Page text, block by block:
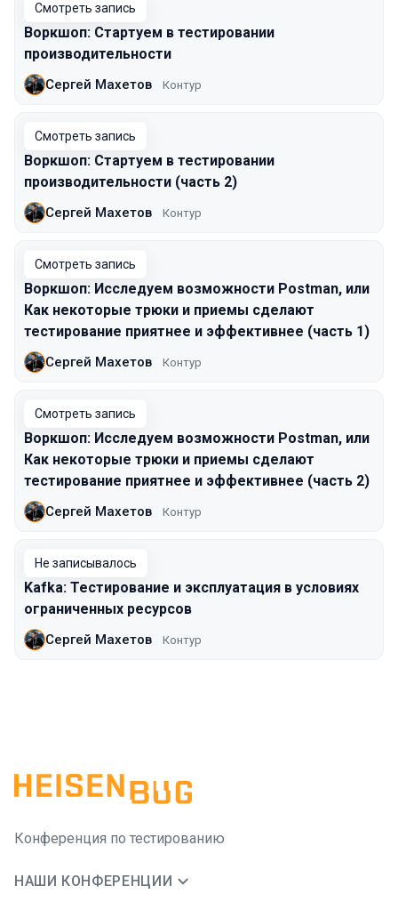
Смотреть запись
Воркшоп: Стартуем в тестировании
производительности
Сергей Махетов Контур
Смотреть запись
Воркшоп: Стартуем в тестировании
производительности (часть 2)
Сергей Махетов Контур
Смотреть запись
Воркшоп: Исследуем возможности Postman, или
Как некоторые трюки и приемы сделают
тестирование приятнее и эффективнее (часть 1)
Сергей Махетов Контур
Смотреть запись
Воркшоп: Исследуем возможности Postman, или
Как некоторые трюки и приемы сделают
тестирование приятнее и эффективнее (часть 2)
Сергей Махетов Контур
Не записывалось
Kafka: Тестирование и эксплуатация в условиях
ограниченных ресурсов
Сергей Махетов Контур
Конференция по тестированию
НАШИ КОНФЕРЕНЦИИ